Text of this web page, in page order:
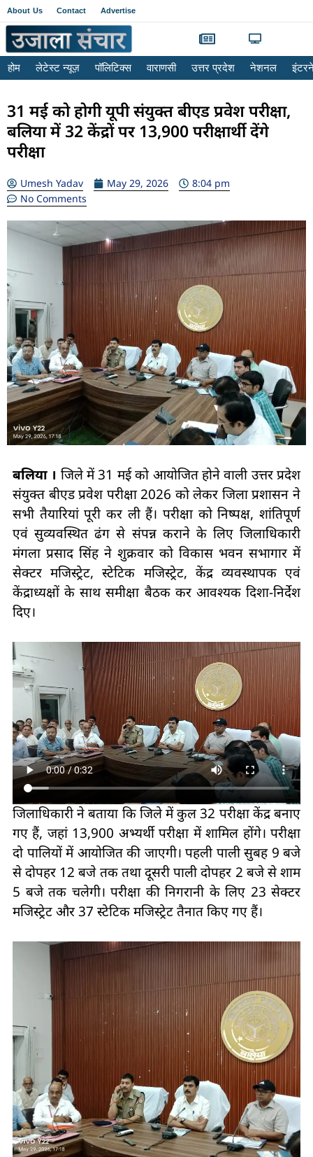
About Us Contact Advertise
होम लेटेस्ट न्यूज़ पॉलिटिक्स वाराणसी उत्तर प्रदेश नेशनल
31 मई को होगी यूपी संयुक्त बीएड प्रवेश परीक्षा,
बलिया में 32 केंद्रों पर 13,900 परीक्षार्थी देंगे
परीक्षा
Umesh Yadav May 29, 2026
8:04 pm
No Comments
बलिया । जिले में 31 मई को आयोजित होने वाली उत्तर प्रदेश
संयुक्त बीएड प्रवेश परीक्षा 2026 को लेकर जिला प्रशासन ने
सभी तैयारियां पूरी कर ली हैं। परीक्षा को निष्पक्ष, शांतिपूर्ण
एवं सुव्यवस्थित ढंग से संपन्न कराने के लिए जिलाधिकारी
मंगला प्रसाद सिंह ने शुक्रवार को विकास भवन सभागार में
सेक्टर मजिस्ट्रेट, स्टेटिक मजिस्ट्रेट, केंद्र व्यवस्थापक एवं
केंद्राध्यक्षों के साथ समीक्षा बैठक कर आवश्यक दिशा-निर्देश
दिए।
जिलाधिकारी ने बताया कि जिले में कुल 32 परीक्षा केंद्र बनाए
गए हैं, जहां 13,900 अभ्यर्थी परीक्षा में शामिल होंगे। परीक्षा
दो पालियों में आयोजित की जाएगी। पहली पाली सुबह 9 बजे
से दोपहर 12 बजे तक तथा दूसरी पाली दोपहर 2 बजे से शाम
5 बजे तक चलेगी। परीक्षा की निगरानी के लिए 23 सेक्टर
मजिस्ट्रेट और 37 स्टेटिक मजिस्ट्रेट तैनात किए गए हैं।